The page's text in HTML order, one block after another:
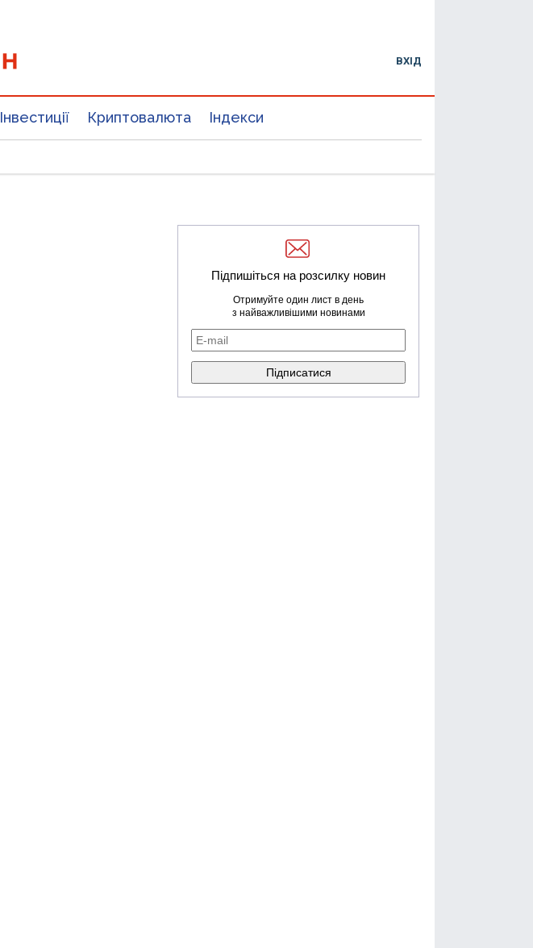
ВХІД
Інвестиції Криптовалюта Індекси
Підпишіться на розсилку новин
Отримуйте один лист в день
з найважливішими новинами